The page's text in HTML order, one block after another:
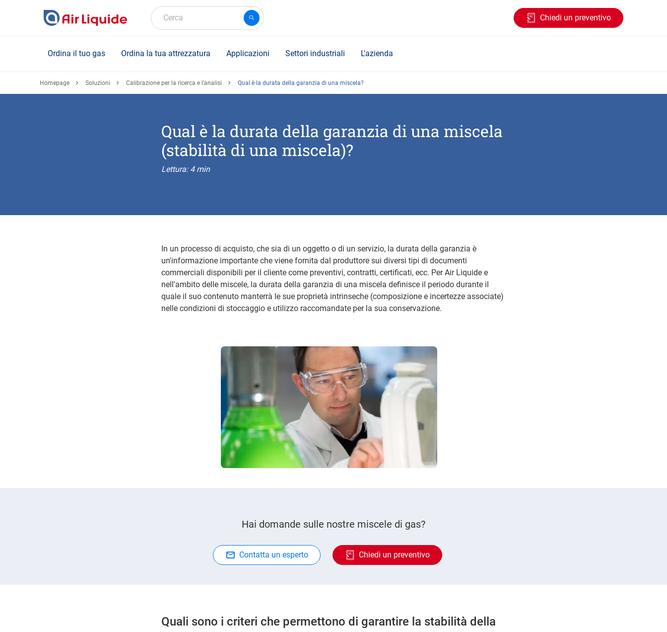
Cerca Chiedi un preventivo
Ordina il tuo gas Ordina la tua attrezzatura Applicazioni Settori industriali L'azienda
Homepage Soluzioni Calibrazione per la ricerca e l'analisi Qual è la durata della garanzia di una miscela?
Qual è la durata della garanzia di una miscela
(stabilità di una miscela)?
Lettura: 4 min
In un processo di acquisto, che sia di un oggetto o di un servizio, la durata della garanzia è
un'informazione importante che viene fornita dal produttore sui diversi tipi di documenti
commerciali disponibili per il cliente come preventivi, contratti, certificati, ecc. Per Air Liquide e
nell'ambito delle miscele, la durata della garanzia di una miscela definisce il periodo durante il
quale il suo contenuto manterrà le sue proprietà intrinseche (composizione e incertezze associate)
nelle condizioni di stoccaggio e utilizzo raccomandate per la sua conservazione.
Hai domande sulle nostre miscele di gas?
Contatta un esperto Chiedi un preventivo
Quali sono i criteri che permettono di garantire la stabilità della